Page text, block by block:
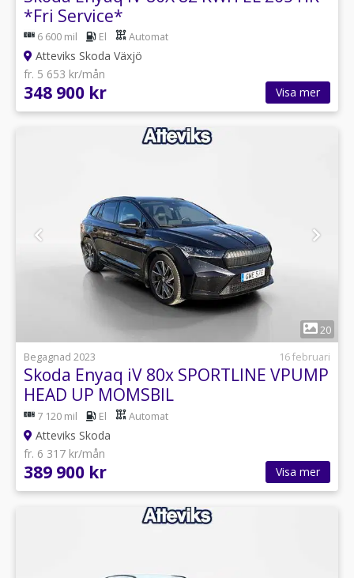
*Fri Service*
6 600 mil El Automat
Atteviks Skoda Växjö
fr. 5 653 kr/mån
348 900 kr Visa mer
20
Begagnad 2023
16 februari
Skoda Enyaq iV 80x SPORTLINE VPUMP
HEAD UP MOMSBIL
7 120 mil El Automat
Atteviks Skoda
fr. 6 317 kr/mån
389 900 kr Visa mer